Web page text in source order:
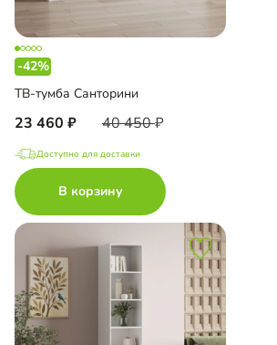
-42%
ТВ-тумба Санторини
23 460 40 450
Доступно для доставки
В корзину